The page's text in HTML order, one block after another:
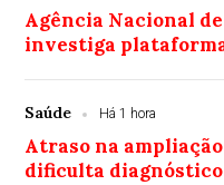
Agência Nacional
investiga
Saúde Há 1 hora
Atraso na
dificulta diagnóstico